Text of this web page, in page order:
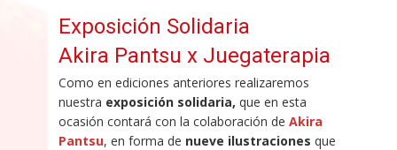
Exposición Solidaria
Akira Pantsu x Juegaterapia
Como en ediciones anteriores realizaremos
nuestra exposición solidaria, que en esta
ocasión contará con la colaboración de Akira
Pantsu, en forma de nueve ilustraciones que